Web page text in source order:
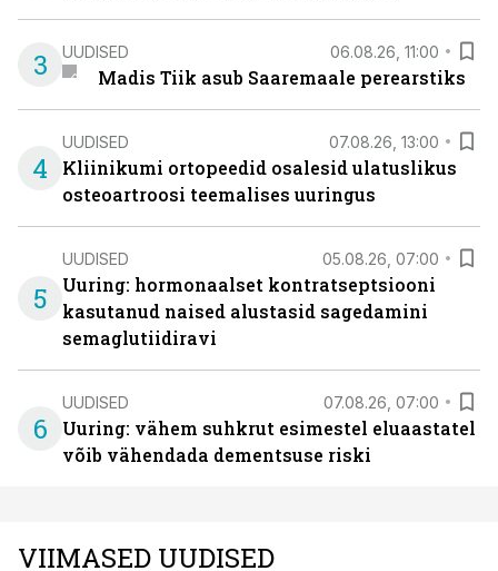
3 UUDISED 06.08.26, 11:00
Madis Tiik asub Saaremaale perearstiks
4
UUDISED 07.08.26, 13:00
Kliinikumi ortopeedid osalesid ulatuslikus
osteoartroosi teemalises uuringus
5
UUDISED 05.08.26, 07:00
Uuring: hormonaalset kontratseptsiooni
kasutanud naised alustasid sagedamini
semaglutiidiravi
6
UUDISED 07.08.26, 07:00
Uuring: vähem suhkrut esimestel eluaastatel
võib vähendada dementsuse riski
VIIMASED UUDISED